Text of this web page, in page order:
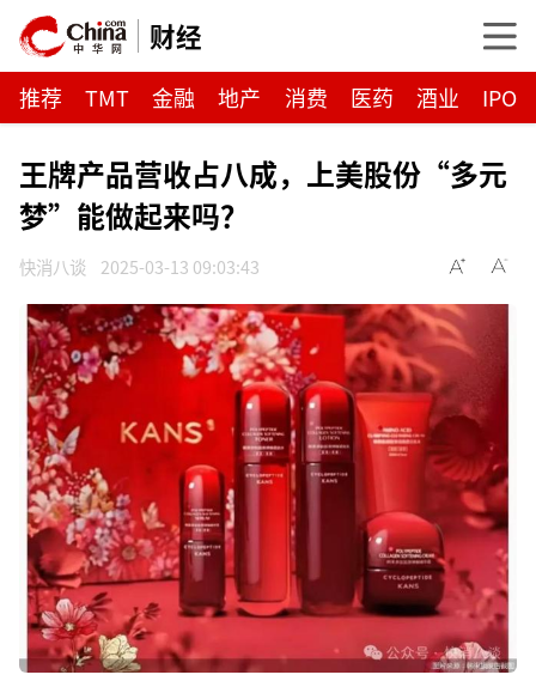
财经
推荐 TMT 金融 地产 消费 医药 酒业 IPO
王牌产品营收占八成，上美股份“多元
梦”能做起来吗？
快消八谈 2025-03-13 09:03:43